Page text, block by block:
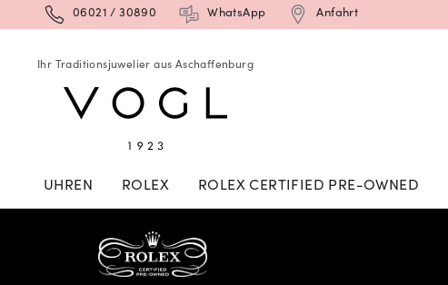
06021 / 30890 WhatsApp Anfahrt
Ihr Traditionsjuwelier aus Aschaffenburg
UHREN ROLEX ROLEX CERTIFIED PRE-OWNED